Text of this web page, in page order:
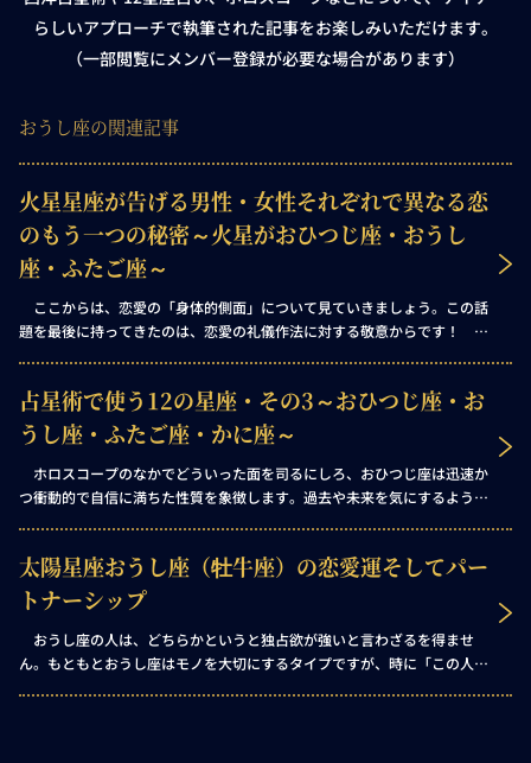
らしいアプローチで執筆された記事をお楽しみいただけます。
（一部閲覧にメンバー登録が必要な場合があります）
おうし座の関連記事
火星星座が告げる男性・女性それぞれで異なる恋
のもう一つの秘密～火星がおひつじ座・おうし
座・ふたご座～
ここからは、恋愛の「身体的側面」について見ていきましょう。この話
題を最後に持ってきたのは、恋愛の礼儀作法に対する敬意からです！ 恋
の法則において、明確に定められています。つまり、ここからはこれまで
触れてこなかった新たな惑星を取り上げなければなりません。どの惑星か
って？ それは「火星」、戦いの神であり、男性的エネルギーの究極的な
象徴です。
占星術で使う12の星座・その3～おひつじ座・お
うし座・ふたご座・かに座～
ホロスコープのなかでどういった面を司るにしろ、おひつじ座は迅速か
つ衝動的で自信に満ちた性質を象徴します。過去や未来を気にするような
以下のような傾向を示すでしょう。
太陽星座おうし座（牡牛座）の恋愛運そしてパー
トナーシップ
おうし座の人は、どちらかというと独占欲が強いと言わざるを得ませ
ん。もともとおうし座はモノを大切にするタイプですが、時に「この人は